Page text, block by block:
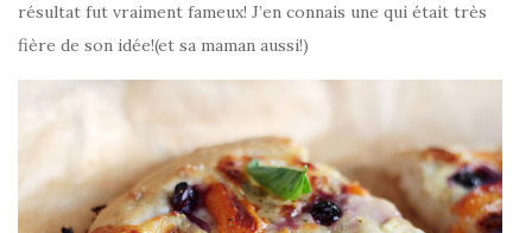
résultat fut vraiment fameux! J’en connais une qui était très
fière de son idée!(et sa maman aussi!)